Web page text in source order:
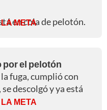
en cola de pelotón.
META
por el pelotón
fuga, cumplió con
descolgó y ya está
META